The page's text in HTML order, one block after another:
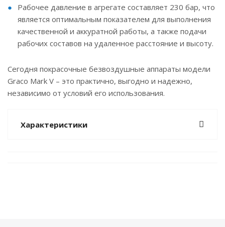
Рабочее давление в агрегате составляет 230 бар, что
является оптимальным показателем для выполнения
качественной и аккуратной работы, а также подачи
рабочих составов на удаленное расстояние и высоту.
Сегодня покрасочные безвоздушные аппараты модели
Graco Mark V – это практично, выгодно и надежно,
независимо от условий его использования.
Характеристики